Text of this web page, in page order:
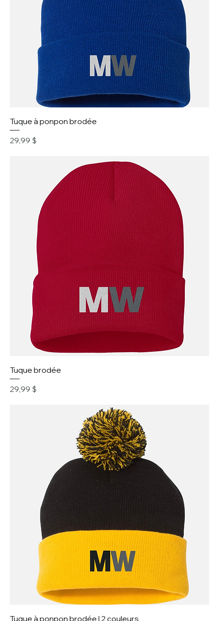
Tuque à ponpon brodée
Prix
29,99 $
Tuque brodée
Prix
29,99 $
Tuque à ponpon brodée | 2 couleurs